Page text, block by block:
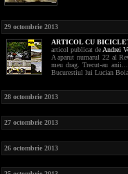
29 octombrie 2013
ARTICOL CU
articol publicat de Andrei
A aparut numarul 22 al
meu drag. Trecut-au
Bucurestiul lui Lucian
28 octombrie 2013
27 octombrie 2013
26 octombrie 2013